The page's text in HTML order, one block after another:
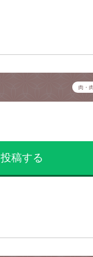
肉・
稿する